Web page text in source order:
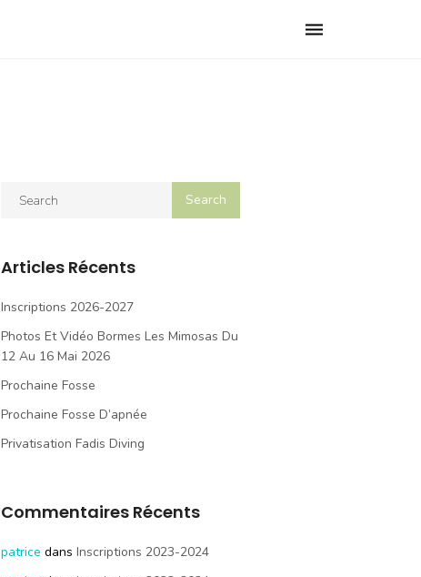
Toggle
Articles Récents
Inscriptions 2026-2027
Photos Et Vidéo Bormes Les Mimosas Du
12 Au 16 Mai 2026
Prochaine Fosse
Prochaine Fosse D’apnée
Privatisation Fadis Diving
Commentaires Récents
patrice dans Inscriptions 2023-2024